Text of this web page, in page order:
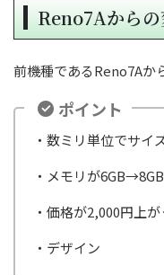
Reno7Aから
前機種であるReno7Aか
ポイント
・数ミリ単位でサイ
・メモリが
・価格が2,000円上
・デザイン